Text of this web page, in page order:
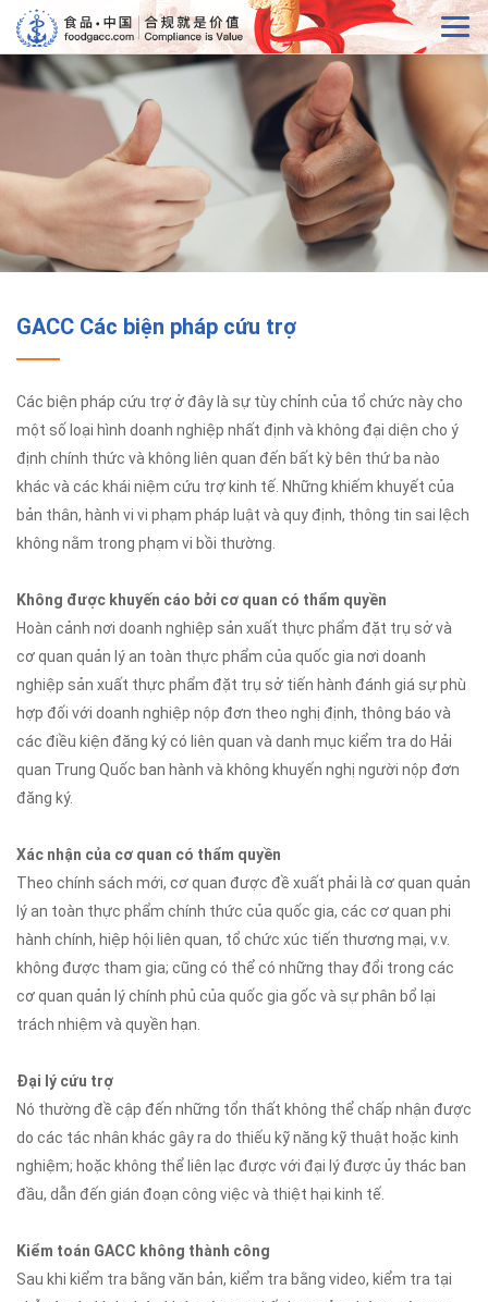
GACC Các biện pháp cứu trợ
Các biện pháp cứu trợ ở đây là sự tùy chỉnh của tổ chức này cho
một số loại hình doanh nghiệp nhất định và không đại diện cho ý
định chính thức và không liên quan đến bất kỳ bên thứ ba nào
khác và các khái niệm cứu trợ kinh tế. Những khiếm khuyết của
bản thân, hành vi vi phạm pháp luật và quy định, thông tin sai lệch
không nằm trong phạm vi bồi thường.
Không được khuyến cáo bởi cơ quan có thẩm quyền
Hoàn cảnh nơi doanh nghiệp sản xuất thực phẩm đặt trụ sở và
cơ quan quản lý an toàn thực phẩm của quốc gia nơi doanh
nghiệp sản xuất thực phẩm đặt trụ sở tiến hành đánh giá sự phù
hợp đối với doanh nghiệp nộp đơn theo nghị định, thông báo và
các điều kiện đăng ký có liên quan và danh mục kiểm tra do Hải
quan Trung Quốc ban hành và không khuyến nghị người nộp đơn
đăng ký.
Xác nhận của cơ quan có thẩm quyền
Theo chính sách mới, cơ quan được đề xuất phải là cơ quan quản
lý an toàn thực phẩm chính thức của quốc gia, các cơ quan phi
hành chính, hiệp hội liên quan, tổ chức xúc tiến thương mại, v.v.
không được tham gia; cũng có thể có những thay đổi trong các
cơ quan quản lý chính phủ của quốc gia gốc và sự phân bổ lại
trách nhiệm và quyền hạn.
Đại lý cứu trợ
Nó thường đề cập đến những tổn thất không thể chấp nhận được
do các tác nhân khác gây ra do thiếu kỹ năng kỹ thuật hoặc kinh
nghiệm; hoặc không thể liên lạc được với đại lý được ủy thác ban
đầu, dẫn đến gián đoạn công việc và thiệt hại kinh tế.
Kiểm toán GACC không thành công
Sau khi kiểm tra bằng văn bản, kiểm tra bằng video, kiểm tra tại